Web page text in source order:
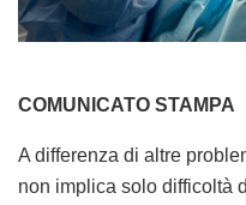
COMUNICATO STAMPA
A differenza di altre
non implica solo difficoltà